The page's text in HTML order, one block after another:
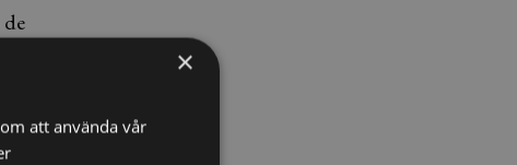
×
att använda vår